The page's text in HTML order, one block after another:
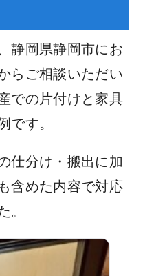
静岡県静岡市にお
らご相談いただい
での片付けと家具
です。
仕分け・搬出に加
含めた内容で対応
。